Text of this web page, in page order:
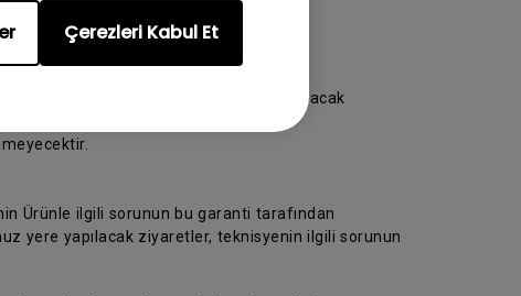
Çerezleri Kabul Et
hasarsız teslim alınmasını sağlayacak
Ürünle ilgili sorunun bu garanti tarafından
yere yapılacak ziyaretler, teknisyenin ilgili sorunun